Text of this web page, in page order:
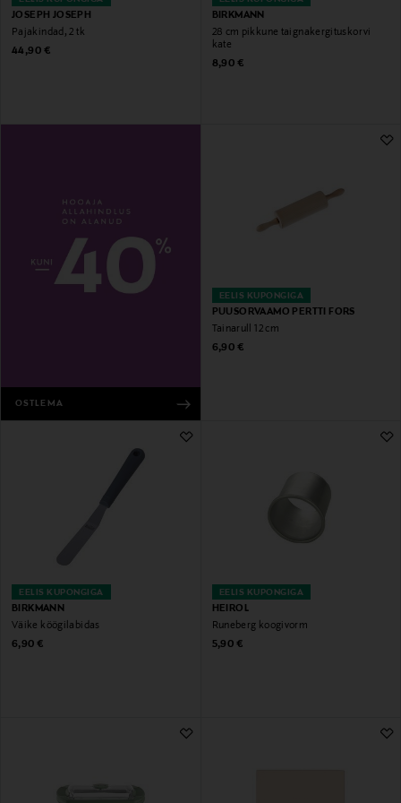
JOSEPH JOSEPH
Pajakindad, 2 tk
Original Price
44,90 €
BIRKMANN
28 cm pikkune taignakergituskorvi
kate
Original Price
8,90 €
OSTLEMA
EELIS KUPONGIGA
PUUSORVAAMO PERTTI FORS
Tainarull 12 cm
Original Price
6,90 €
EELIS KUPONGIGA
BIRKMANN
Väike köögilabidas
Original Price
6,90 €
EELIS KUPONGIGA
HEIROL
Runeberg koogivorm
Original Price
5,90 €